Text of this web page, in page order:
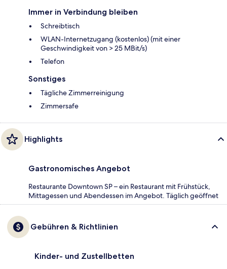
Immer in Verbindung bleiben
Schreibtisch
WLAN-Internetzugang (kostenlos) (mit einer
Geschwindigkeit von > 25 MBit/s)
Telefon
Sonstiges
Tägliche Zimmerreinigung
Zimmersafe
Highlights
Gastronomisches Angebot
Restaurante Downtown SP – ein Restaurant mit Frühstück,
Mittagessen und Abendessen im Angebot. Täglich geöffnet
Gebühren & Richtlinien
Kinder- und Zustellbetten